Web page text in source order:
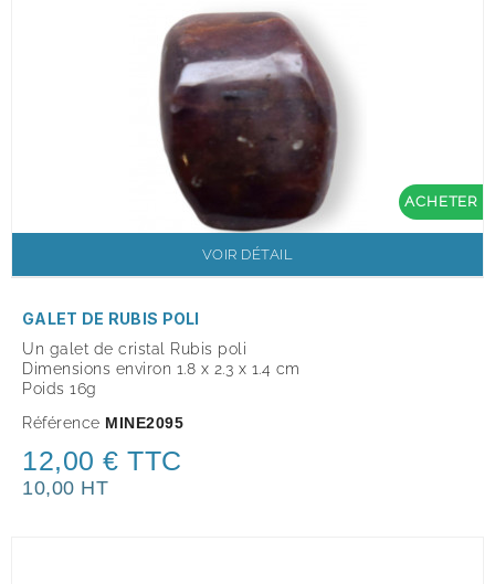
ACHETER
VOIR DÉTAIL
GALET DE RUBIS POLI
Un galet de cristal Rubis poli
Dimensions environ 1.8 x 2.3 x 1.4 cm
Poids 16g
Référence MINE2095
12,00 € TTC
10,00 HT